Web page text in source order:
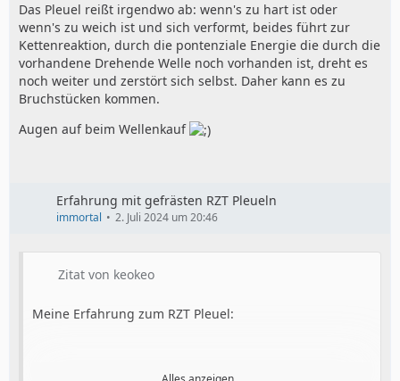
Das Pleuel reißt irgendwo ab: wenn's zu hart ist oder
wenn's zu weich ist und sich verformt, beides führt zur
Kettenreaktion, durch die pontenziale Energie die durch die
vorhandene Drehende Welle noch vorhanden ist, dreht es
noch weiter und zerstört sich selbst. Daher kann es zu
Bruchstücken kommen.
Augen auf beim Wellenkauf
Erfahrung mit gefrästen RZT Pleueln
immortal 2. Juli 2024 um 20:46
Zitat von keokeo
Meine Erfahrung zum RZT Pleuel: